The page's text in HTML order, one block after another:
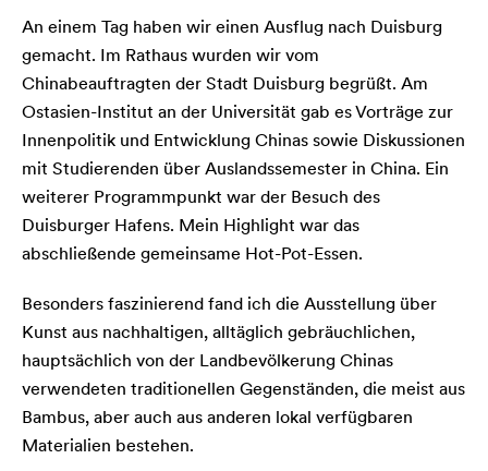
An einem Tag haben wir einen Ausflug nach Duisburg
gemacht. Im Rathaus wurden wir vom
Chinabeauftragten der Stadt Duisburg begrüßt. Am
Ostasien-Institut an der Universität gab es Vorträge zur
Innenpolitik und Entwicklung Chinas sowie Diskussionen
mit Studierenden über Auslandssemester in China. Ein
weiterer Programmpunkt war der Besuch des
Duisburger Hafens. Mein Highlight war das
abschließende gemeinsame Hot-Pot-Essen.
Besonders faszinierend fand ich die Ausstellung über
Kunst aus nachhaltigen, alltäglich gebräuchlichen,
hauptsächlich von der Landbevölkerung Chinas
verwendeten traditionellen Gegenständen, die meist aus
Bambus, aber auch aus anderen lokal verfügbaren
Materialien bestehen.